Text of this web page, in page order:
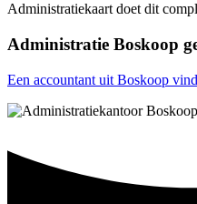
Administratiekaart doet dit
Administratie Boskoop
Een accountant uit Boskoop